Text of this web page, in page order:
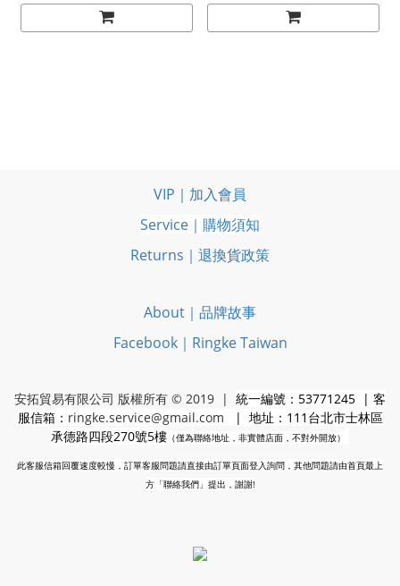
VIP｜加入會員
Service｜購物須知
Returns｜退換貨政策
About｜品牌故事
Facebook｜Ringke Taiwan
安拓貿易有限公司 版權所有 © 2019 | 統一編號：53771245 | 客
服信箱： ringke.service@gmail.com | 地址：111台北市士林區
承德路四段270號5樓 （僅為聯絡地址，非實體店面，不對外開放）
此客服信箱回覆速度較慢，訂單客服問題請直接由訂單頁面登入詢問，其他問題請由首頁最上
方「聯絡我們」提出，謝謝!